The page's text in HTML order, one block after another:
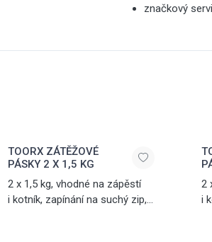
značkový
TOORX ZÁTĚŽOVÉ
PÁSKY 2 X 1,5 KG
2 x 1,5 kg, vhodné na zápěstí
i kotník, zapínání na suchý zip,
2
i